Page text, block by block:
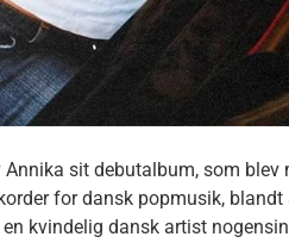
sit debutalbum, som blev
for dansk popmusik,
kvindelig dansk artist